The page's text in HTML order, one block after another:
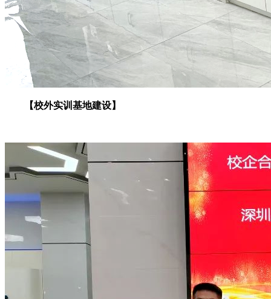
【校外实训基地建设】